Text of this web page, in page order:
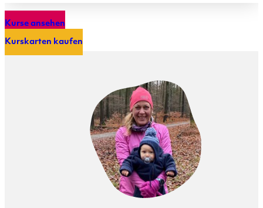
Kurse ansehen
Kurskarten kaufen